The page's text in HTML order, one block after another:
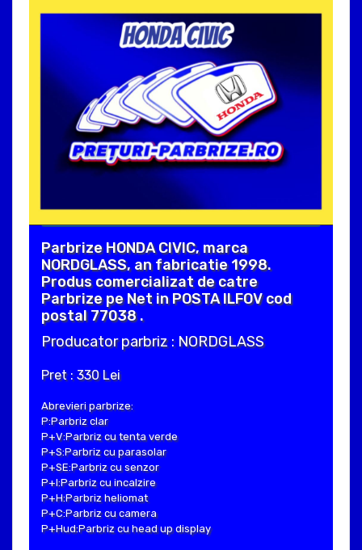
Parbrize HONDA CIVIC, marca
NORDGLASS, an fabricatie 1998.
Produs comercializat de catre
Parbrize pe Net in POSTA ILFOV cod
postal 77038 .
Producator parbriz : NORDGLASS
Pret : 330 Lei
Abrevieri parbrize:
P:Parbriz clar
P+V:Parbriz cu tenta verde
P+S:Parbriz cu parasolar
P+SE:Parbriz cu senzor
P+I:Parbriz cu incalzire
P+H:Parbriz heliomat
P+C:Parbriz cu camera
P+Hud:Parbriz cu head up display